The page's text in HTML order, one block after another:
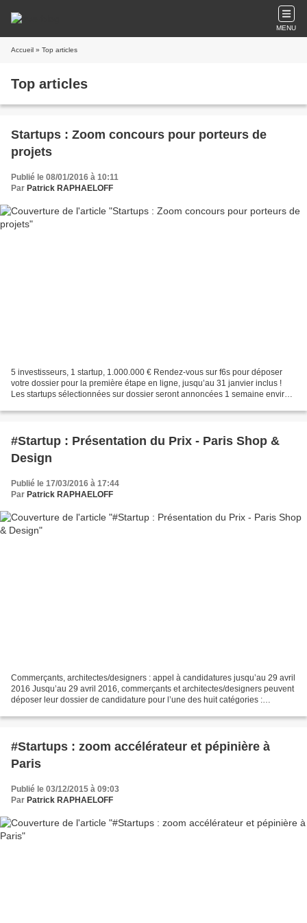
MENU
Accueil » Top articles
Top articles
Startups : Zoom concours pour porteurs de
projets
Publié le 08/01/2016 à 10:11
Par Patrick RAPHAELOFF
5 investisseurs, 1 startup, 1.000.000 € Rendez-vous sur f6s pour déposer
votre dossier pour la première étape en ligne, jusqu’au 31 janvier inclus !
Les startups sélectionnées sur dossier seront annoncées 1 semaine environ
#Startup : Présentation du Prix - Paris Shop &
Design
Publié le 17/03/2016 à 17:44
Par Patrick RAPHAELOFF
Commerçants, architectes/designers : appel à candidatures jusqu’au 29 avril
2016 Jusqu’au 29 avril 2016, commerçants et architectes/designers peuvent
déposer leur dossier de candidature pour l’une des huit catégories :
#Startups : zoom accélérateur et pépinière à
Paris
Publié le 03/12/2015 à 09:03
Par Patrick RAPHAELOFF